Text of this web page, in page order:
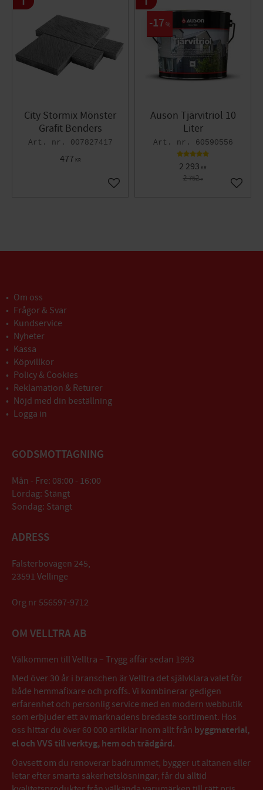
City Stormix Mönster
Grafit Benders
007827417
477 KR
Lägg till i favoriter
Auson Tjärvitriol 10
Liter
60590556
2 293 KR
2 752KR
17 %
Lägg
Om oss
Frågor & Svar
Kundservice
Nyheter
Kassa
Köpvillkor
Policy & Cookies
Reklamation & Returer
Nöjd med din beställning
Logga in
GODSMOTTAGNING
Mån - Fre: 08:00 - 16:00
Lördag: Stängt
Söndag: Stängt
ADRESS
Falsterbovägen 245,
23591 Vellinge
Org nr 556597-9712
OM VELLTRA AB
Välkommen till Velltra – Trygg affär sedan 1993
Med över 30 år i branschen är Velltra det självklara valet för
både hemmafixare och proffs. Vi kombinerar gedigen
erfarenhet och personlig service med en modern webbutik
som erbjuder ett av marknadens bredaste sortiment. Hos
oss hittar du över 60 000 artiklar inom allt från byggmaterial,
el och VVS till verktyg, hem och trädgård.
Oavsett om du renoverar badrummet, bygger ut altanen eller
letar efter smarta säkerhetslösningar, får du alltid